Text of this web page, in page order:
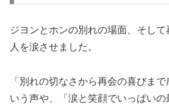
ジヨンとホンの別れの場面、そし
人を涙させました。
「別れの切なさから再会の喜びま
いう声や、「涙と笑顔でいっぱいの